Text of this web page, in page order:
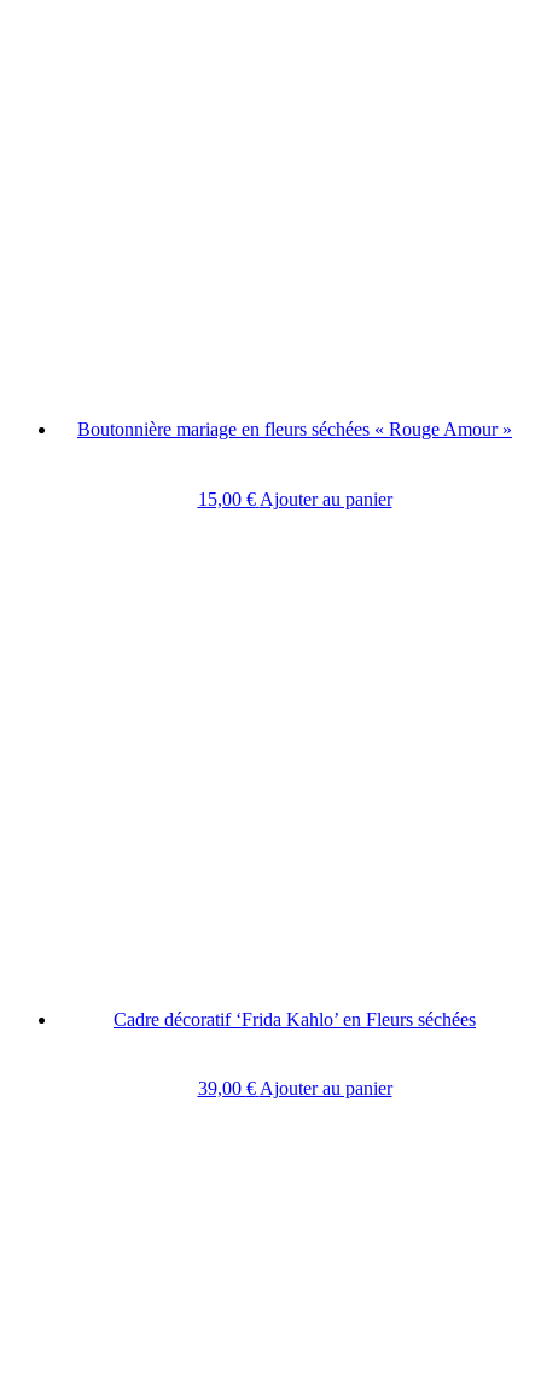
Boutonnière mariage en fleurs séchées « Rouge Amour »
15,00 € Ajouter au panier
Cadre décoratif ‘Frida Kahlo’ en Fleurs séchées
39,00 € Ajouter au panier